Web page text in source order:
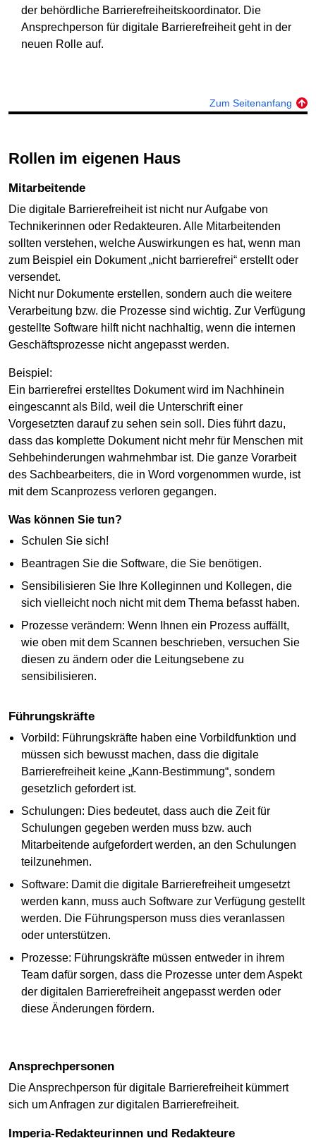
der behördliche Barrierefreiheitskoordinator. Die
Ansprechperson für digitale Barrierefreiheit geht in der
neuen Rolle auf.
Zum Seitenanfang
Rollen im eigenen Haus
Mitarbeitende
Die digitale Barrierefreiheit ist nicht nur Aufgabe von
Technikerinnen oder Redakteuren. Alle Mitarbeitenden
sollten verstehen, welche Auswirkungen es hat, wenn man
zum Beispiel ein Dokument „nicht barrierefrei“ erstellt oder
versendet.
Nicht nur Dokumente erstellen, sondern auch die weitere
Verarbeitung bzw. die Prozesse sind wichtig. Zur Verfügung
gestellte Software hilft nicht nachhaltig, wenn die internen
Geschäftsprozesse nicht angepasst werden.
Beispiel:
Ein barrierefrei erstelltes Dokument wird im Nachhinein
eingescannt als Bild, weil die Unterschrift einer
Vorgesetzten darauf zu sehen sein soll. Dies führt dazu,
dass das komplette Dokument nicht mehr für Menschen mit
Sehbehinderungen wahrnehmbar ist. Die ganze Vorarbeit
des Sachbearbeiters, die in Word vorgenommen wurde, ist
mit dem Scanprozess verloren gegangen.
Was können Sie tun?
Schulen Sie sich!
Beantragen Sie die Software, die Sie benötigen.
Sensibilisieren Sie Ihre Kolleginnen und Kollegen, die
sich vielleicht noch nicht mit dem Thema befasst haben.
Prozesse verändern: Wenn Ihnen ein Prozess auffällt,
wie oben mit dem Scannen beschrieben, versuchen Sie
diesen zu ändern oder die Leitungsebene zu
sensibilisieren.
Führungskräfte
Vorbild: Führungskräfte haben eine Vorbildfunktion und
müssen sich bewusst machen, dass die digitale
Barrierefreiheit keine „Kann-Bestimmung“, sondern
gesetzlich gefordert ist.
Schulungen: Dies bedeutet, dass auch die Zeit für
Schulungen gegeben werden muss bzw. auch
Mitarbeitende aufgefordert werden, an den Schulungen
teilzunehmen.
Software: Damit die digitale Barrierefreiheit umgesetzt
werden kann, muss auch Software zur Verfügung gestellt
werden. Die Führungsperson muss dies veranlassen
oder unterstützen.
Prozesse: Führungskräfte müssen entweder in ihrem
Team dafür sorgen, dass die Prozesse unter dem Aspekt
der digitalen Barrierefreiheit angepasst werden oder
diese Änderungen fördern.
Ansprechpersonen
Die Ansprechperson für digitale Barrierefreiheit kümmert
sich um Anfragen zur digitalen Barrierefreiheit.
Imperia-Redakteurinnen und Redakteure